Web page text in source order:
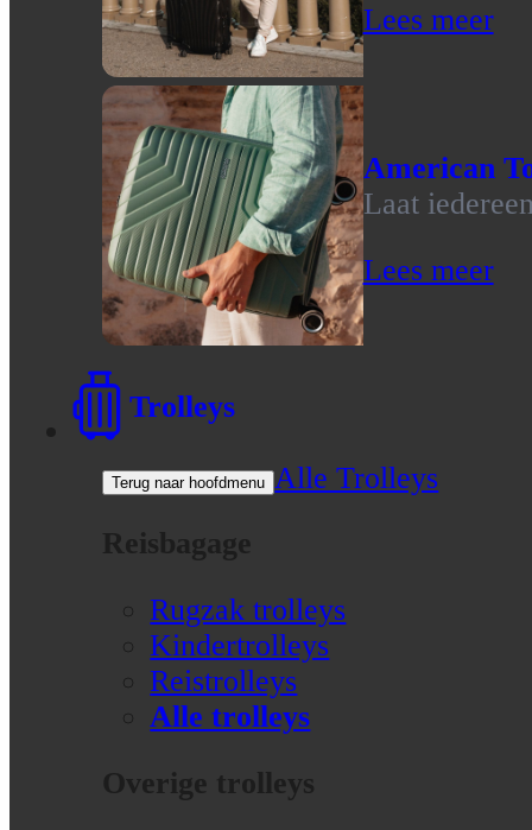
Lees meer
American
Laat
Lees meer
Trolleys
Terug naar hoofdmenu Alle Trolleys
Reisbagage
Rugzak trolleys
Kindertrolleys
Reistrolleys
Alle trolleys
Overige trolleys